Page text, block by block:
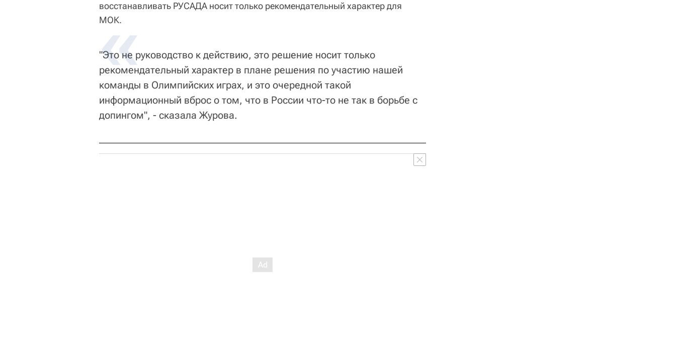
восстанавливать РУСАДА носит только рекомендательный характер для
МОК.
"Это не руководство к действию, это решение носит только
рекомендательный характер в плане решения по участию нашей
команды в Олимпийских играх, и это очередной такой
информационный вброс о том, что в России что-то не так в борьбе с
допингом", - сказала Журова.